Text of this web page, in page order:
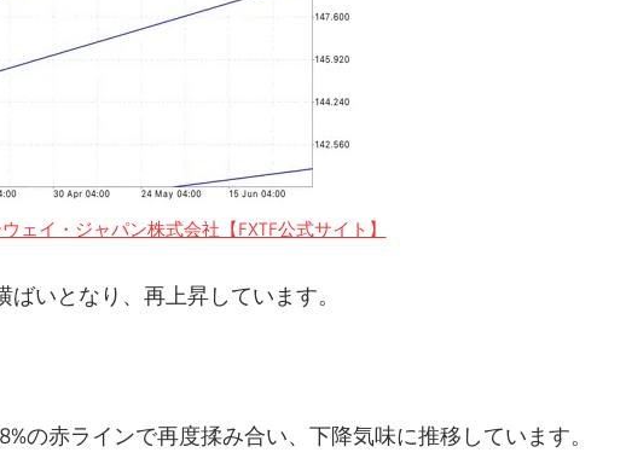
ェイ・ジャパン株式会社【FXTF公式サイト】
いとなり、再上昇しています。
の赤ラインで再度揉み合い、下降気味に推移しています。